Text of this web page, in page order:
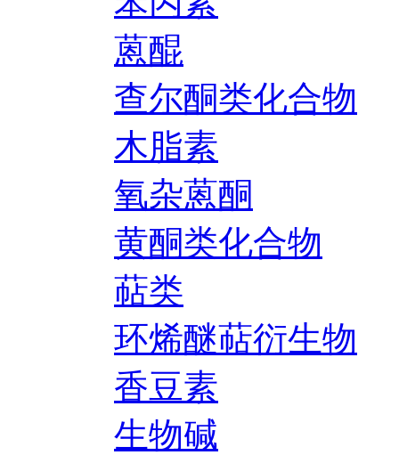
蒽醌
查尔酮类化合物
木脂素
氧杂蒽酮
黄酮类化合物
萜类
环烯醚萜衍生物
香豆素
生物碱